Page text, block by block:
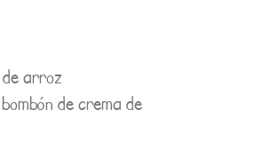
de arroz
de crema de